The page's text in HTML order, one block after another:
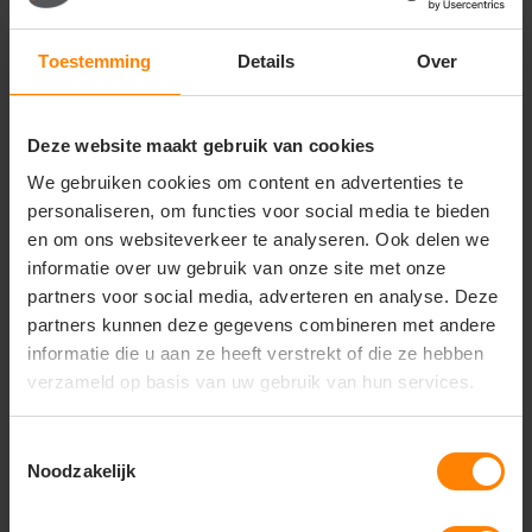
Toestemming Details Over
Deze website maakt gebruik van cookies
We gebruiken cookies om content en advertenties te
personaliseren, om functies voor social media te bieden
en om ons websiteverkeer te analyseren. Ook delen we
informatie over uw gebruik van onze site met onze
partners voor social media, adverteren en analyse. Deze
partners kunnen deze gegevens combineren met andere
informatie die u aan ze heeft verstrekt of die ze hebben
verzameld op basis van uw gebruik van hun services.
Noodzakelijk
Wasvoorschriften
Unieke eigenschappen
Comfortabele en duurzame pasvorm
Stijlvolle bicolor details
Geschikt voor dagelijks gebruik, werk en casual
wear
Onder voorbehoud van
productveranderingen